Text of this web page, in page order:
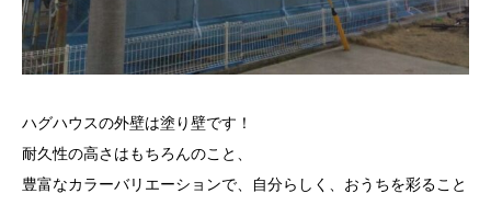
ハグハウスの外壁は塗り壁です！
耐久性の高さはもちろんのこと、
豊富なカラーバリエーションで、自分らしく、おうちを彩ること